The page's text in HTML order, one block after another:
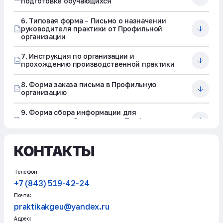
6. Типовая форма – Письмо о назначении
руководителя практики от Профильной
организации
7. Инструкция по организации и
прохождению производственной практики
8. Форма заказа письма в Профильную
организацию
9. Форма сбора информации для
направления обучающихся в Профильную
10. Инструкция по заполнению Формы сбора
информации для направления обучающихся
Перечень Профильных организаций, с
которыми заключены рамочные
(долгосрочные) договоры
Типовая форма – Договор о целевом
КОНТАКТЫ
Телефон:
+7 (843) 519-42-24
Почта:
praktikakgeu@yandex.ru
Адрес: